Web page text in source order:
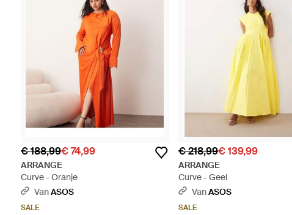
€ 188,99€ 74,99
ARRANGE
Curve - Oranje
VanASOS
SALE
€ 218,99€ 139,99
ARRANGE
Curve - Geel
VanASOS
SALE